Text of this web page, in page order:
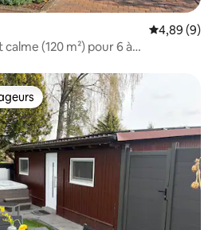
Évaluation
4,89 (9)
(120 m²) pour 6 à
les plus appréciés